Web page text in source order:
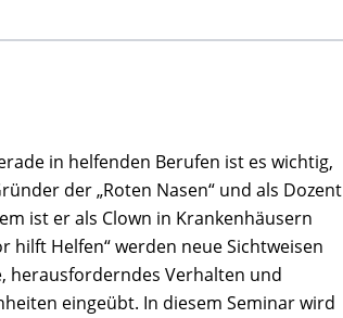
in helfenden Berufen ist es wichtig,
der „Roten Nasen“ und als Dozent
ist er als Clown in Krankenhäusern
hilft Helfen“ werden neue Sichtweisen
herausforderndes Verhalten und
eingeübt. In diesem Seminar wird